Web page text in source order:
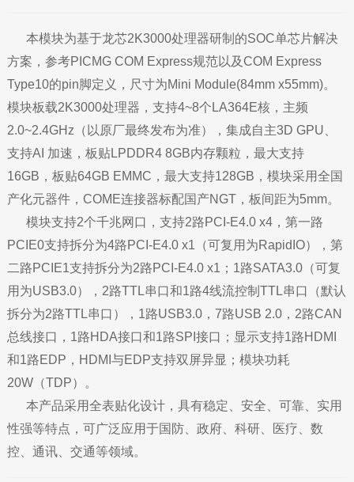
本模块为基于龙芯2K3000处理器研制的SOC单芯片解决
方案，参考PICMG COM Express规范以及COM Express
Type10的pin脚定义，尺寸为Mini Module(84mm x55mm)。
模块板载2K3000处理器，支持4~8个LA364E核，主频
2.0~2.4GHz（以原厂最终发布为准），集成自主3D GPU、
支持AI 加速，板贴LPDDR4 8GB内存颗粒，最大支持
16GB，板贴64GB EMMC，最大支持128GB，模块采用全国
产化元器件，COME连接器标配国产NGT，板间距为5mm。
模块支持2个千兆网口，支持2路PCI-E4.0 x4，第一路
PCIE0支持拆分为4路PCI-E4.0 x1（可复用为RapidIO），第
二路PCIE1支持拆分为2路PCI-E4.0 x1；1路SATA3.0（可复
用为USB3.0），2路TTL串口和1路4线流控制TTL串口（默认
拆分为2路TTL串口），1路USB3.0，7路USB 2.0，2路CAN
总线接口，1路HDA接口和1路SPI接口；显示支持1路HDMI
和1路EDP，HDMI与EDP支持双屏异显；模块功耗
20W（TDP）。
本产品采用全表贴化设计，具有稳定、安全、可靠、实用
性强等特点，可广泛应用于国防、政府、科研、医疗、数
控、通讯、交通等领域。